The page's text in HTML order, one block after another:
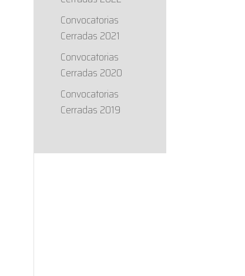
Convocatorias
Cerradas 2021
Convocatorias
Cerradas 2020
Convocatorias
Cerradas 2019